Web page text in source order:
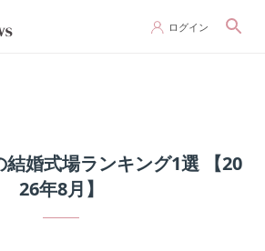
ログイン
婚式場ランキング1選 【20
26年8月】